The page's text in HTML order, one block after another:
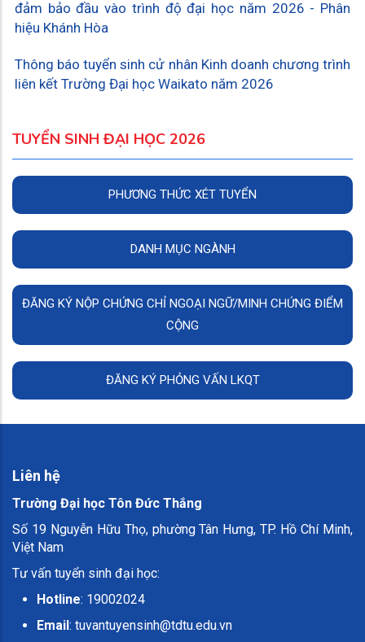
đảm bảo đầu vào trình độ đại học năm 2026 - Phân
hiệu Khánh Hòa
Thông báo tuyển sinh cử nhân Kinh doanh chương trình
liên kết Trường Đại học Waikato năm 2026
TUYỂN SINH ĐẠI HỌC 2026
PHƯƠNG THỨC XÉT TUYỂN
DANH MỤC NGÀNH
ĐĂNG KÝ NỘP CHỨNG CHỈ NGOẠI NGỮ/MINH CHỨNG ĐIỂM
CỘNG
ĐĂNG KÝ PHỎNG VẤN LKQT
Liên hệ
Trường Đại học Tôn Đức Thắng
Số 19 Nguyễn Hữu Thọ, phường Tân Hưng, TP. Hồ Chí Minh,
Việt Nam
Tư vấn tuyển sinh đại học:
Hotline: 19002024
Email: tuvantuyensinh@tdtu.edu.vn